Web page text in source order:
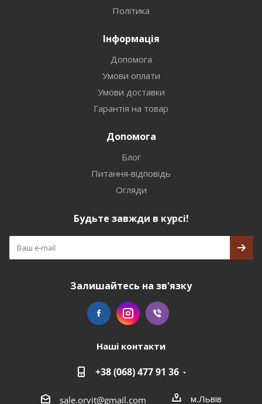
Політика
Інформація
Допомога
Умови оплати
Умови доставки
Гарантія на товар
Допомога
Блог
Питання-відповідь
Огляди
Будьте завжди в курсі!
Залишайтесь на зв'язку
Наші контакти
+38 (068) 477 91 36
sale.orvit@gmail.com м.Львів